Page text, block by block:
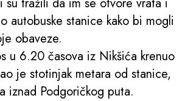
autobuske stanice kako bi mogli
obaveze.
u 6.20 časova iz Nikšića krenuo
je stotinjak metara od stanice,
iznad Podgoričkog puta.